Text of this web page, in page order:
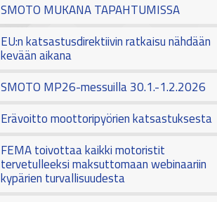
SMOTO MUKANA TAPAHTUMISSA
EU:n katsastusdirektiivin ratkaisu nähdään
kevään aikana
SMOTO MP26-messuilla 30.1.-1.2.2026
Erävoitto moottoripyörien katsastuksesta
FEMA toivottaa kaikki motoristit
tervetulleeksi maksuttomaan webinaariin
kypärien turvallisuudesta